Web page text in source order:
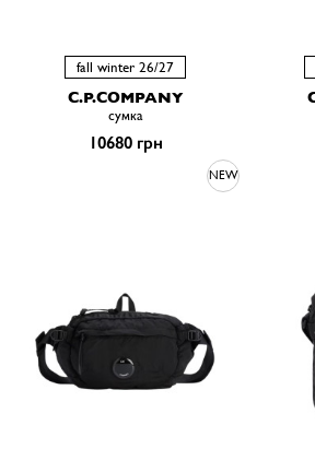
fall winter 26/27
C.P.COMPANY
сумка
10680 грн
NEW